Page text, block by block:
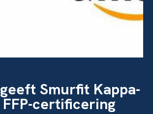
Smurfit Kappa-
certificering